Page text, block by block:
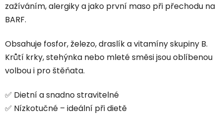
zažíváním, alergiky a jako první maso při přechodu na
BARF.
Obsahuje fosfor, železo, draslík a vitamíny skupiny B.
Krůtí krky, stehýnka nebo mleté směsi jsou oblíbenou
volbou i pro štěňata.
✅ Dietní a snadno stravitelné
✅ Nízkotučné – ideální při dietě